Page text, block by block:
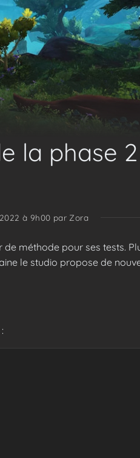
la phase
à 9h00 par Zora
de méthode pour ses tests.
le studio propose de